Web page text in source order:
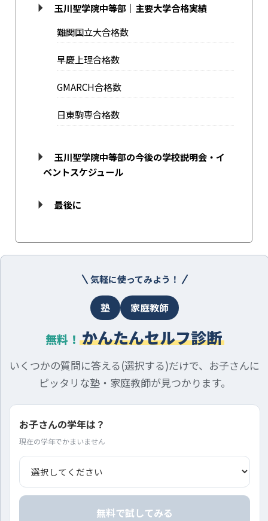
玉川聖学院中等部｜主要大学合格実績
難関国立大合格数
早慶上理合格数
GMARCH合格数
日東駒専合格数
玉川聖学院中等部の今後の学校説明会・イ
ベントスケジュール
最後に
気軽に使ってみよう！
塾 家庭教師
無料！ かんたんセルフ診断
いくつかの質問に答える(選択する)だけで、お子さんに
ピッタリな塾・家庭教師が見つかります。
お子さんの学年は？
現在の学年でかまいません
無料で試してみる